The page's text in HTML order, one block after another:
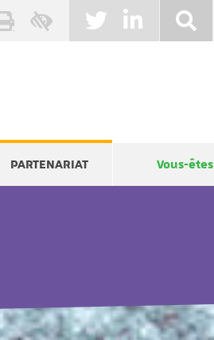
PARTENARIAT Vous-êtes